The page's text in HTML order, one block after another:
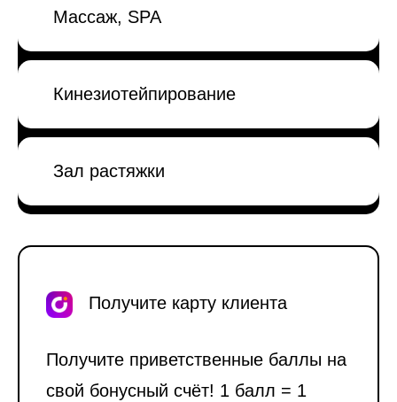
Массаж, SPA
Кинезиотейпирование
Зал растяжки
Получите карту клиента
Получите приветственные баллы на
свой бонусный счёт! 1 балл = 1